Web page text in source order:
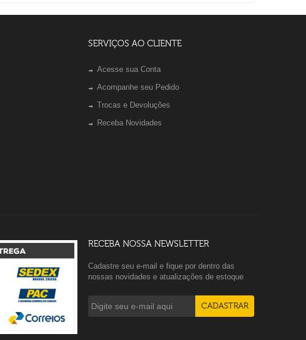
SERVIÇOS AO CLIENTE
Acesse sua Conta
Acompanhe seu Pedido
Trocas e Devoluções
Receba Novidades
RECEBA NOSSA NEWSLETTER
Cadastre seu e-mail e fique por dentro das
nossas novidades e atualizações de estoque